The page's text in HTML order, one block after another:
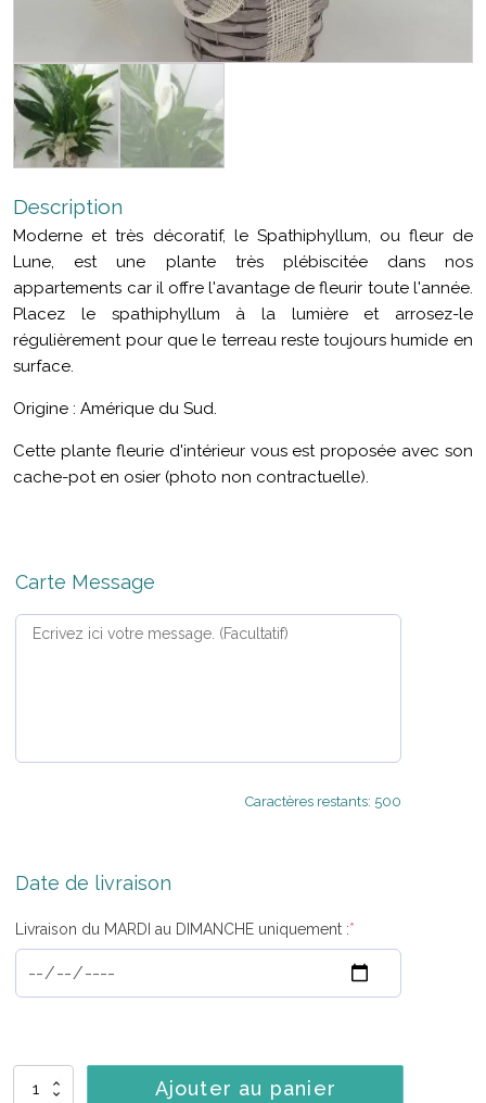
Description
Moderne et très décoratif, le Spathiphyllum, ou fleur de
Lune, est une plante très plébiscitée dans nos
appartements car il offre l'avantage de fleurir toute l'année.
Placez le spathiphyllum à la lumière et arrosez-le
régulièrement pour que le terreau reste toujours humide en
surface.
Origine : Amérique du Sud.
Cette plante fleurie d'intérieur vous est proposée avec son
cache-pot en osier (photo non contractuelle).
Carte Message
Caractères restants: 500
Date de livraison
Livraison du MARDI au DIMANCHE uniquement :*
quantité
Ajouter au panier